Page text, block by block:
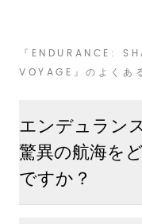
『ENDURANCE:
VOYAGE』のよくあ
エンデュラン
驚異の航海を
ですか？